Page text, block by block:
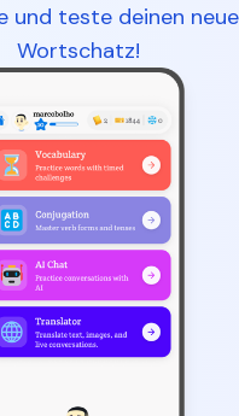
und teste deinen
Wortschatz!